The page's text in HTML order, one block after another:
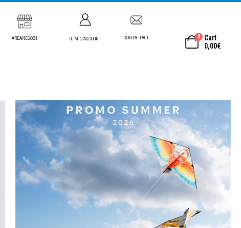
AREANEGOZI IL MIO ACCOUNT CONTATTACI 0
Cart
0,00€